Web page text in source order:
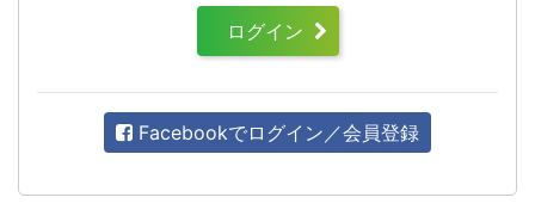
ログイン
Facebookでログイン／会員登録